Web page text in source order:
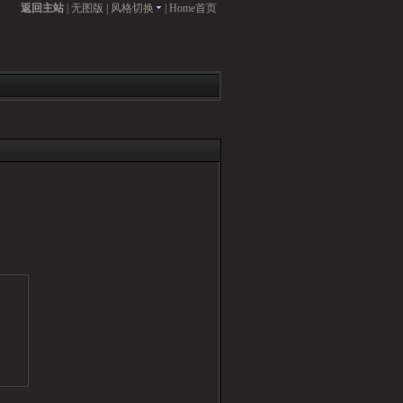
返回主站 无图版 风格切换 Home首页